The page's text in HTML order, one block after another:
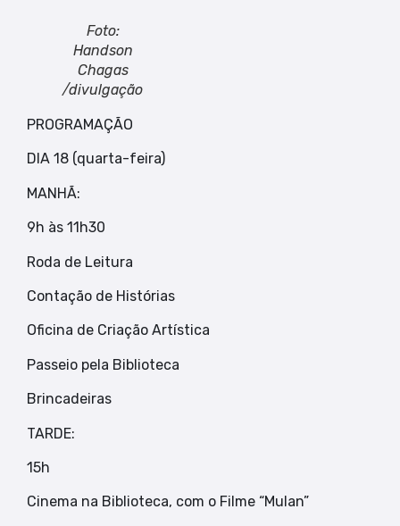
Foto:
Handson
Chagas
/divulgação
PROGRAMAÇÃO
DIA 18 (quarta-feira)
MANHÃ:
9h às 11h30
Roda de Leitura
Contação de Histórias
Oficina de Criação Artística
Passeio pela Biblioteca
Brincadeiras
TARDE:
15h
Cinema na Biblioteca, com o Filme “Mulan”